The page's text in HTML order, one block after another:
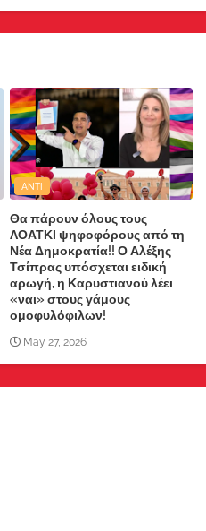
ANTI
Θα πάρουν όλους τους
ΛΟΑΤΚΙ ψηφοφόρους από τη
Νέα Δημοκρατία!! Ο Αλέξης
Τσίπρας υπόσχεται ειδική
αρωγή, η Καρυστιανού λέει
«ναι» στους γάμους
ομοφυλόφιλων!
May 27, 2026